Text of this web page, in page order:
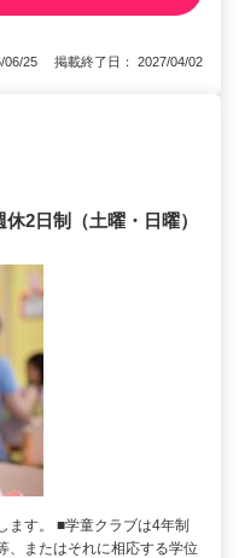
06/25 掲載終了日： 2027/04/02
2日制（土曜・日曜）
ます。 ■学童クラブは4年制
、またはそれに相応する学位